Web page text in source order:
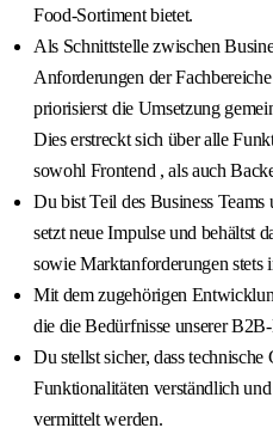
Food-Sortiment bietet.
Als Schnittstelle zwischen
Anforderungen der
priorisierst die Umsetzung
Dies erstreckt sich über alle
sowohl Frontend , als auch
Du bist Teil des Business
setzt neue Impulse und behältst
sowie Marktanforderungen stets
Mit dem zugehörigen
die die Bedürfnisse unserer
Du stellst sicher, dass
Funktionalitäten verständlich
vermittelt werden.